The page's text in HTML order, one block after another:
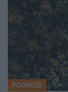
PODRÓŻE